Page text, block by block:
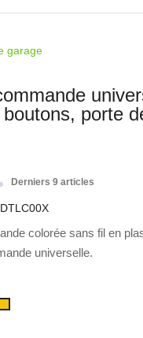
garage
porte
Derniers 9 articles
colorée sans fil en
universelle.